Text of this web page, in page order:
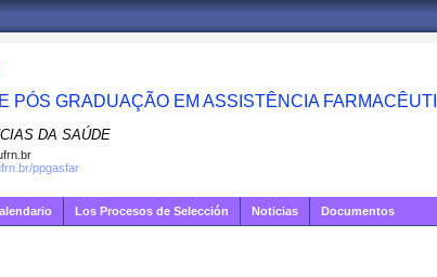
PÓS GRADUAÇÃO EM ASSISTÊNCIA
DA SAÚDE
ppgasfar
Los Procesos de Selección Noticias Documentos